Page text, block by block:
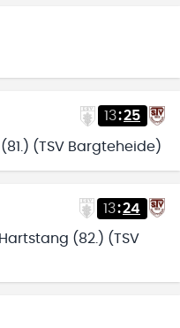
13:25
(TSV Bargteheide)
13:24
(82.) (TSV